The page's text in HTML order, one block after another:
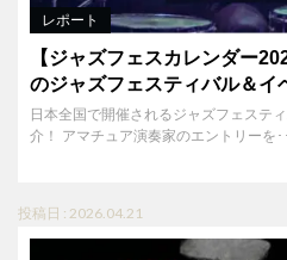
レポート
【ジャズフェスカレンダー
のジャズフェスティバル＆イ
日本全国で開催されるジャズフェステ
介！ アマチュア演奏家のエントリーを･
投稿日 : 2026.04.21